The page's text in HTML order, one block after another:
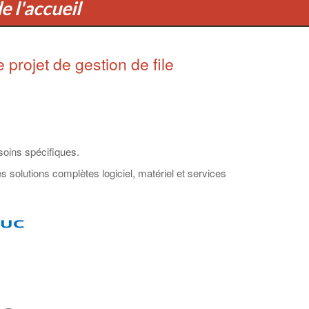
l'accueil
de gestion de file
spécifiques.
solutions complètes logiciel, matériel et services